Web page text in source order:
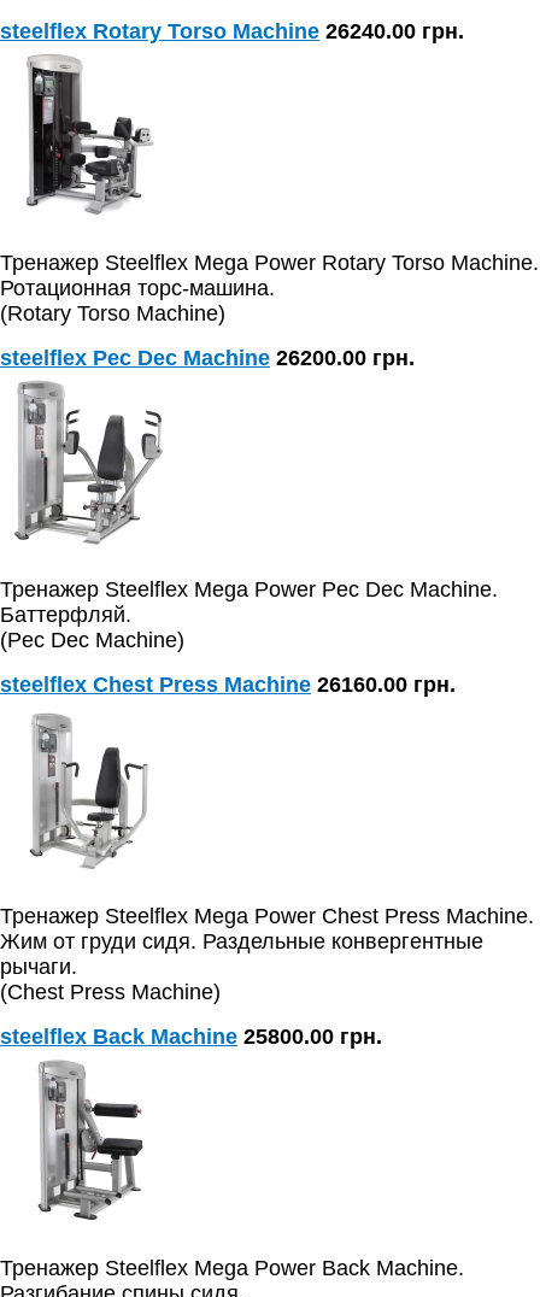
steelflex Rotary Torso Machine 26240.00 грн.
Тренажер Steelflex Mega Power Rotary Torso Machine.
Ротационная торс-машина.
(Rotary Torso Machine)
steelflex Pec Dec Machine 26200.00 грн.
Тренажер Steelflex Mega Power Pec Dec Machine.
Баттерфляй.
(Pec Dec Machine)
steelflex Chest Press Machine 26160.00 грн.
Тренажер Steelflex Mega Power Chest Press Machine.
Жим от груди сидя. Раздельные конвергентные
рычаги.
(Chest Press Machine)
steelflex Back Machine 25800.00 грн.
Тренажер Steelflex Mega Power Back Machine.